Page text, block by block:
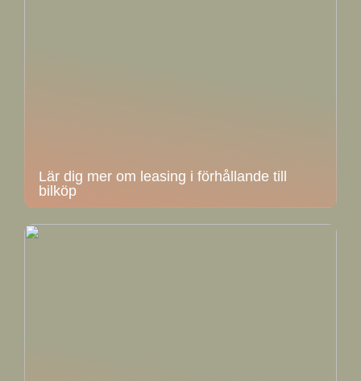
Lär dig mer om leasing i förhållande till
bilköp